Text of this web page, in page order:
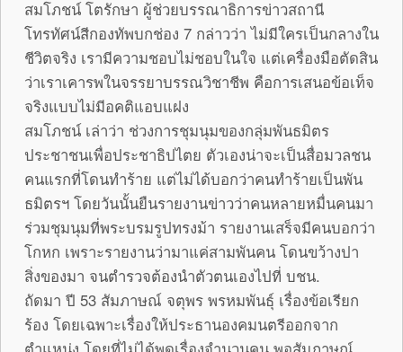
สมโภชน์ โตรักษา ผู้ช่วยบรรณาธิการข่าวสถานี
โทรทัศน์สีกองทัพบกช่อง 7 กล่าวว่า ไม่มีใครเป็นกลางใน
ชีวิตจริง เรามีความชอบไม่ชอบในใจ แต่เครื่องมือตัดสิน
ว่าเราเคารพในจรรยาบรรณวิชาชีพ คือการเสนอข้อเท็จ
จริงแบบไม่มีอคติแอบแฝง
สมโภชน์ เล่าว่า ช่วงการชุมนุมของกลุ่มพันธมิตร
ประชาชนเพื่อประชาธิปไตย ตัวเองน่าจะเป็นสื่อมวลชน
คนแรกที่โดนทำร้าย แต่ไม่ได้บอกว่าคนทำร้ายเป็นพัน
ธมิตรฯ โดยวันนั้นยืนรายงานข่าวว่าคนหลายหมื่นคนมา
ร่วมชุมนุมที่พระบรมรูปทรงม้า รายงานเสร็จมีคนบอกว่า
โกหก เพราะรายงานว่ามาแค่สามพันคน โดนขว้างปา
สิ่งของมา จนตำรวจต้องนำตัวตนเองไปที่ บชน.
ถัดมา ปี 53 สัมภาษณ์ จตุพร พรหมพันธุ์ เรื่องข้อเรียก
ร้อง โดยเฉพาะเรื่องให้ประธานองคมนตรีออกจาก